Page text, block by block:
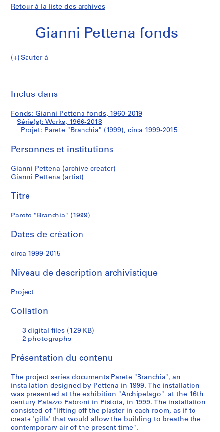
Retour à la liste des archives
Gianni Pettena fonds
Sauter à
n
n
i
t
e
n
a
f
o
d
é
r
i
e
s
)
W
r
k
s
,
1
"Branchia"
(1999)
Inclus dans
Fonds: Gianni Pettena fonds, 1960-2019
Série(s): Works, 1966-2018
Projet: Parete "Branchia" (1999), circa 1999-2015
Personnes et institutions
Gianni Pettena (archive creator)
Gianni Pettena (artist)
Titre
Parete "Branchia" (1999)
Dates de création
circa 1999-2015
Niveau de description archivistique
Project
Collation
3 digital files (129 KB)
2 photographs
Présentation du contenu
The project series documents Parete "Branchia", an
installation designed by Pettena in 1999. The installation
was presented at the exhibition "Archipelago", at the 16th
century Palazzo Fabroni in Pistoia, in 1999. The installation
consisted of "lifting off the plaster in each room, as if to
create 'gills' that would allow the building to breathe the
contemporary air of the present time".